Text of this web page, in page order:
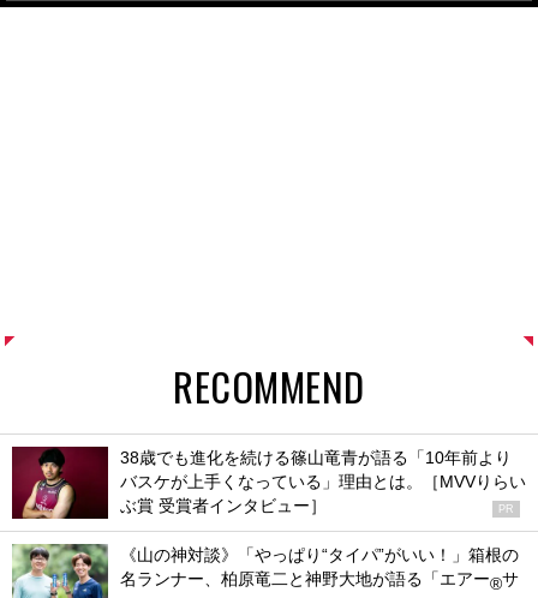
RECOMMEND
38歳でも進化を続ける篠山竜青が語る「10年前より
バスケが上手くなっている」理由とは。［MVVりらい
ぶ賞 受賞者インタビュー］
PR
《山の神対談》「やっぱり“タイパ”がいい！」箱根の
名ランナー、柏原竜二と神野大地が語る「エアー®サ